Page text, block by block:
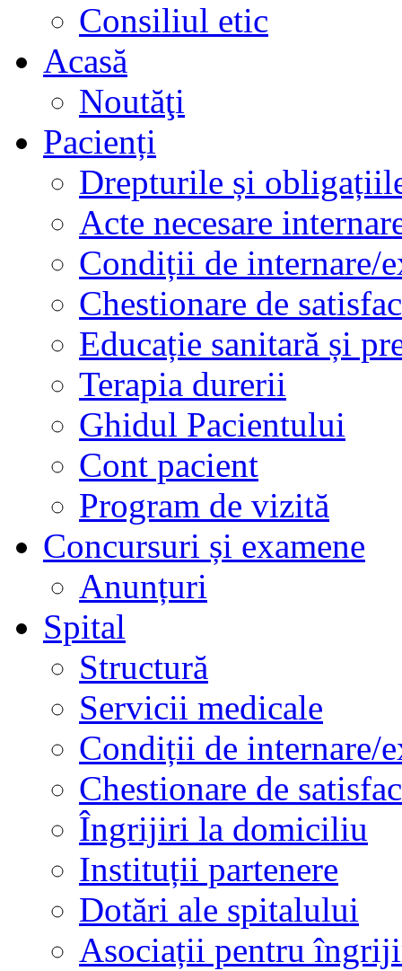
Consiliul etic
Acasă
Noutăţi
Pacienți
Drepturile și
Acte necesare
Condiții de internare/
Chestionare de
Educație sanitară și
Terapia durerii
Ghidul Pacientului
Cont pacient
Program de vizită
Concursuri și examene
Anunțuri
Spital
Structură
Servicii medicale
Condiții de internare/
Chestionare de
Îngrijiri la domiciliu
Instituții partenere
Dotări ale spitalului
Asociații pentru